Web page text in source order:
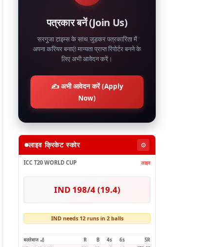
पत्रकार बनें (Join Us)
सरगुजा टाइम्स के साथ जुड़कर पत्रकारिता में
अपना करियर बनाएं! मान्यता प्राप्त रिपोर्टर बनने के
लिए अभी आवेदन करें।
✍️ अभी आवेदन करें (Apply
Now)
लाइव क्रिकेट स्कोर ⚙️
ICC T20 WORLD CUP लाइव
IND 198/4 (19.4)
IND needs 12 runs in 2 balls
बल्लेबाज 🏏 R B 4s 6s
SR